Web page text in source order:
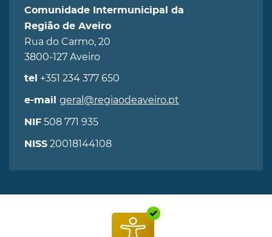
Comunidade Intermunicipal da
Região de Aveiro
Rua do Carmo, 20
3800-127 Aveiro
tel +351 234 377 650
e-mail geral@regiaodeaveiro.pt
NIF 508 771 935
NISS 20018144108